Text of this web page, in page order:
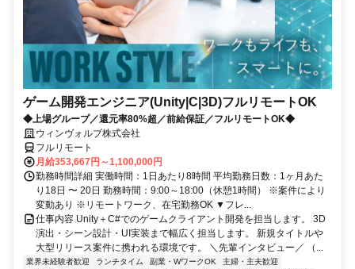
ゲーム開発エンジニア(Unity|C|3D)フルリモートOK
◆上場グループ／還元率80%超／前給保証／フルリモートOK◆
ウィンヴォルブ株式会社
フルリモート
月給353,667円～1,100,000円
勤務時間詳細 実働時間：1日あたり8時間 平均勤務日数：1ヶ月あた
り18日 〜 20日 勤務時間：9:00～18:00（休憩1時間） ※案件により
変動あり ※リモートワーク、在宅勤務OK ▼フレ...
仕事内容 Unity＋C#でのゲームクライアント開発を担当します。 3D
演出・シーン設計・UI実装まで幅広く担当します。 新規タイトルや
大型リリース案件に携われる環境です。 ＼先輩インタビュー／ （...
業界未経験者歓迎 ランチタイム 副業・WワークOK
主婦・主夫歓迎